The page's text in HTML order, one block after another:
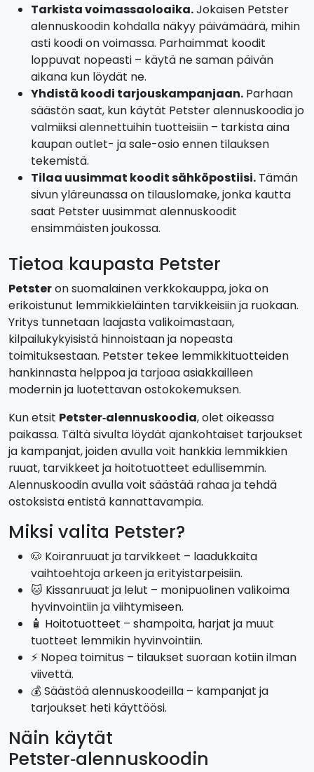
Tarkista voimassaoloaika.Jokaisen Petster
alennuskoodin kohdalla näkyy päivämäärä, mihin
asti koodi on voimassa. Parhaimmat koodit
loppuvat nopeasti – käytä ne saman päivän
aikana kun löydät ne.
Yhdistä koodi tarjouskampanjaan. Parhaan
säästön saat, kun käytät Petster alennuskoodia jo
valmiiksi alennettuihin tuotteisiin – tarkista aina
kaupan outlet- ja sale-osio ennen tilauksen
tekemistä.
Tilaa uusimmat koodit sähköpostiisi. Tämän
sivun yläreunassa on tilauslomake, jonka kautta
saat Petster uusimmat alennuskoodit
ensimmäisten joukossa.
Tietoa kaupasta Petster
Petsteron suomalainen verkkokauppa, joka on
erikoistunut lemmikkieläinten tarvikkeisiin ja ruokaan.
Yritys tunnetaan laajasta valikoimastaan,
kilpailukykyisistä hinnoistaan ja nopeasta
toimituksestaan. Petster tekee lemmikkituotteiden
hankinnasta helppoa ja tarjoaa asiakkailleen
modernin ja luotettavan ostokokemuksen.
Kun etsit Petster‑alennuskoodia, olet oikeassa
paikassa. Tältä sivulta löydät ajankohtaiset tarjoukset
ja kampanjat, joiden avulla voit hankkia lemmikkien
ruuat, tarvikkeet ja hoitotuotteet edullisemmin.
Alennuskoodin avulla voit säästää rahaa ja tehdä
ostoksista entistä kannattavampia.
Miksi valita Petster?
🐶 Koiranruuat ja tarvikkeet – laadukkaita
vaihtoehtoja arkeen ja erityistarpeisiin.
🐱 Kissanruuat ja lelut – monipuolinen valikoima
hyvinvointiin ja viihtymiseen.
🧴 Hoitotuotteet – shampoita, harjat ja muut
tuotteet lemmikin hyvinvointiin.
⚡ Nopea toimitus – tilaukset suoraan kotiin ilman
viivettä.
💰 Säästöä alennuskoodeilla – kampanjat ja
tarjoukset heti käyttöösi.
Näin käytät
Petster‑alennuskoodin